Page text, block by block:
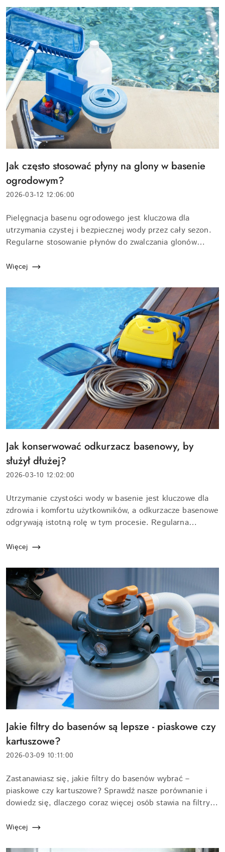
Tytuł
artykułu:
Jak często stosować płyny na glony w basenie
ogrodowym?
Data
2026-03-12 12:06:00
Treść
artykułu:
Pielęgnacja basenu ogrodowego jest kluczowa dla
utrzymania czystej i bezpiecznej wody przez cały sezon.
Regularne stosowanie płynów do zwalczania glonów
użytkowników oraz estetykę zbiornik...
Więcej
Tytuł
artykułu:
Jak konserwować odkurzacz basenowy, by
służył dłużej?
Data
2026-03-10 12:02:00
Treść
artykułu:
Utrzymanie czystości wody w basenie jest kluczowe dla
zdrowia i komfortu użytkowników, a odkurzacze basenowe
odgrywają istotną rolę w tym procesie. Regularna
im długowieczność oraz efektywne dz...
Więcej
Tytuł
artykułu:
Jakie filtry do basenów są lepsze - piaskowe czy
kartuszowe?
Data
2026-03-09 10:11:00
Treść
artykułu:
Zastanawiasz się, jakie filtry do basenów wybrać –
piaskowe czy kartuszowe? Sprawdź nasze porównanie i
dowiedz się, dlaczego coraz więcej osób stawia na filtry
opcję dopasow...
Więcej